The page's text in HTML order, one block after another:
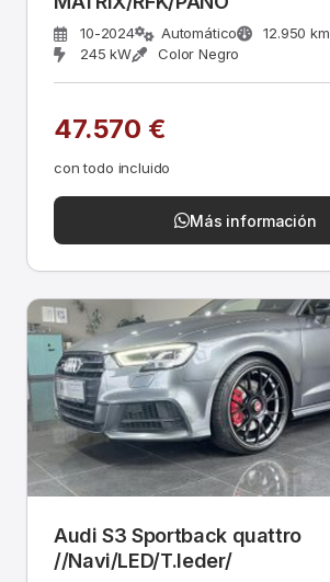
10-2024 Automático 12.950 km
245 kW
Color Negro
47.570 €
con todo incluido
Más información
Audi S3 Sportback quattro
//Navi/LED/T.leder/